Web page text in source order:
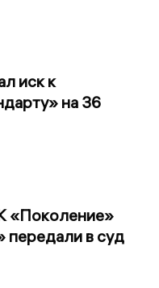
иск к
на 36
«Поколение»
в суд